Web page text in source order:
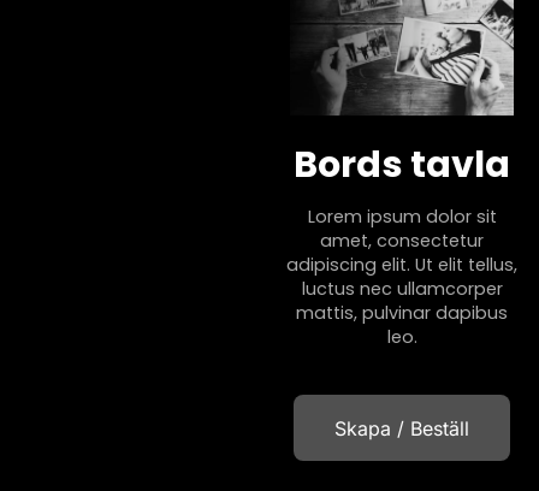
Bords tavla
Lorem ipsum dolor sit
amet, consectetur
adipiscing elit. Ut elit tellus,
luctus nec ullamcorper
mattis, pulvinar dapibus
leo.
Skapa / Beställ